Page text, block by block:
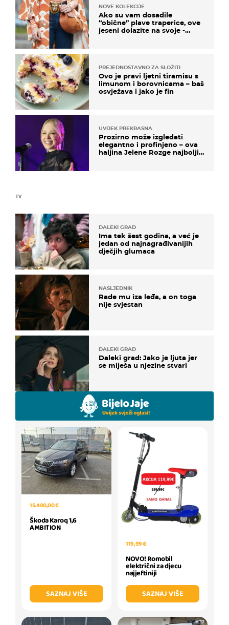
TV
DALEKI GRAD
Ima tek šest godina, a već je
jedan od najnagrađivanijih
dječjih glumaca
NASLJEDNIK
Rade mu iza leđa, a on toga
nije svjestan
DALEKI GRAD
Daleki grad: Jako je ljuta jer
se miješa u njezine stvari
NOVE KOLEKCIJE
Ako su vam dosadile
“obične” plave traperice, ove
jeseni dolazite na svoje -
PREJEDNOSTAVNO ZA SLOŽITI
Ovo je pravi ljetni tiramisu s
limunom i borovnicama – baš
osvježava i jako je fin
UVIJEK PREKRASNA
Prozirno može izgledati
elegantno i profinjeno – ova
haljina Jelene Rozge najbolji
15.400,00 €
Škoda Karoq 1,6
AMBITION
SAZNAJ VIŠE
119,99 €
NOVO! Romobil
električni za djecu
najjeftiniji
SAZNAJ VIŠE